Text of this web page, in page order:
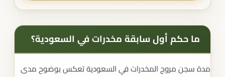
ما حكم أول سابقة مخدرات في السعودية؟
مدة سجن مروج المخدرات في السعودية تعكس بوضوح مدى